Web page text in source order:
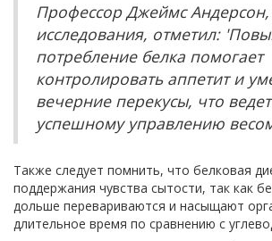
Профессор Джеймс Андерсон,
исследования, отметил:
потребление белка помогает
контролировать аппетит и
вечерние перекусы, что
успешному управлению
Также следует помнить, что белковая
поддержания чувства сытости, так как
дольше перевариваются и насыщают
длительное время по сравнению с